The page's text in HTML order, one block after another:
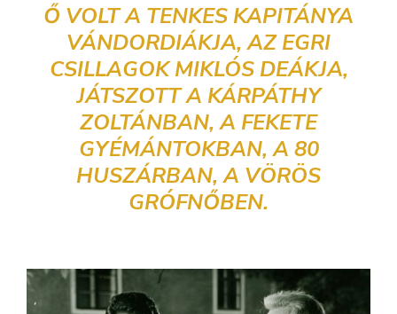
Ő VOLT A TENKES KAPITÁNYA
VÁNDORDIÁKJA, AZ EGRI
CSILLAGOK MIKLÓS DEÁKJA,
JÁTSZOTT A KÁRPÁTHY
ZOLTÁNBAN, A FEKETE
GYÉMÁNTOKBAN, A 80
HUSZÁRBAN, A VÖRÖS
GRÓFNŐBEN.